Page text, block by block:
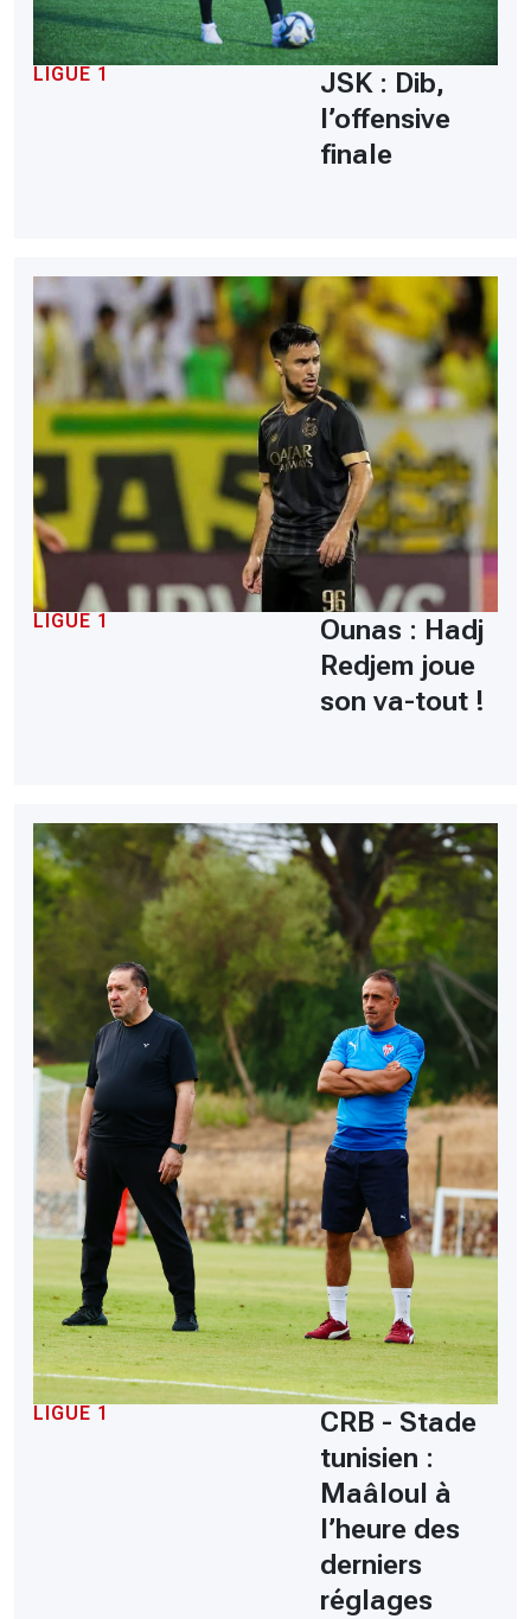
LIGUE 1
JSK : Dib,
l’offensive
finale
LIGUE 1
Ounas : Hadj
Redjem joue
son va-tout !
LIGUE 1
CRB - Stade
tunisien :
Maâloul à
l’heure des
derniers
réglages